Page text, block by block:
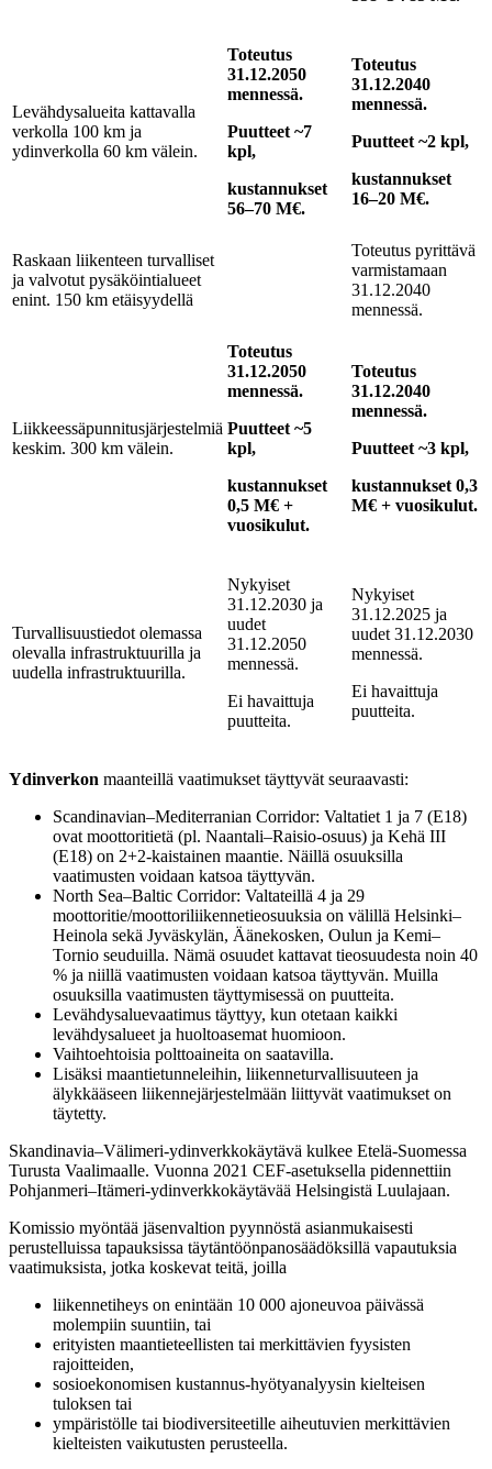
Levähdysalueita kattavalla
verkolla 100 km ja
ydinverkolla 60 km välein.
Toteutus
31.12.2050
mennessä.
Puutteet ~7
kpl,
kustannukset
56–70 M€.
Toteutus
31.12.2040
mennessä.
Puutteet ~2 kpl,
kustannukset
16–20 M€.
Raskaan liikenteen turvalliset
ja valvotut pysäköintialueet
enint. 150 km etäisyydellä
Toteutus pyrittävä
varmistamaan
31.12.2040
mennessä.
Liikkeessäpunnitusjärjestelmiä
keskim. 300 km välein.
Toteutus
31.12.2050
mennessä.
Puutteet ~5
kpl,
kustannukset
0,5 M€ +
vuosikulut.
Toteutus
31.12.2040
mennessä.
Puutteet ~3 kpl,
kustannukset 0,3
M€ + vuosikulut.
Turvallisuustiedot olemassa
olevalla infrastruktuurilla ja
uudella infrastruktuurilla.
Nykyiset
31.12.2030 ja
uudet
31.12.2050
mennessä.
Ei havaittuja
puutteita.
Nykyiset
31.12.2025 ja
uudet 31.12.2030
mennessä.
Ei havaittuja
puutteita.
Ydinverkon maanteillä vaatimukset täyttyvät seuraavasti:
Scandinavian–Mediterranian Corridor: Valtatiet 1 ja 7 (E18)
ovat moottoritietä (pl. Naantali–Raisio-osuus) ja Kehä III
(E18) on 2+2-kaistainen maantie. Näillä osuuksilla
vaatimusten voidaan katsoa täyttyvän.
North Sea–Baltic Corridor: Valtateillä 4 ja 29
moottoritie/moottoriliikennetieosuuksia on välillä Helsinki–
Heinola sekä Jyväskylän, Äänekosken, Oulun ja Kemi–
Tornio seuduilla. Nämä osuudet kattavat tieosuudesta noin 40
% ja niillä vaatimusten voidaan katsoa täyttyvän. Muilla
osuuksilla vaatimusten täyttymisessä on puutteita.
Levähdysaluevaatimus täyttyy, kun otetaan kaikki
levähdysalueet ja huoltoasemat huomioon.
Vaihtoehtoisia polttoaineita on saatavilla.
Lisäksi maantietunneleihin, liikenneturvallisuuteen ja
älykkääseen liikennejärjestelmään liittyvät vaatimukset on
täytetty.
Skandinavia–Välimeri-ydinverkkokäytävä kulkee Etelä-Suomessa
Turusta Vaalimaalle. Vuonna 2021 CEF-asetuksella pidennettiin
Pohjanmeri–Itämeri-ydinverkkokäytävää Helsingistä Luulajaan.
Komissio myöntää jäsenvaltion pyynnöstä asianmukaisesti
perustelluissa tapauksissa täytäntöönpanosäädöksillä vapautuksia
vaatimuksista, jotka koskevat teitä, joilla
liikennetiheys on enintään 10 000 ajoneuvoa päivässä
molempiin suuntiin, tai
erityisten maantieteellisten tai merkittävien fyysisten
rajoitteiden,
sosioekonomisen kustannus-hyötyanalyysin kielteisen
tuloksen tai
ympäristölle tai biodiversiteetille aiheutuvien merkittävien
kielteisten vaikutusten perusteella.